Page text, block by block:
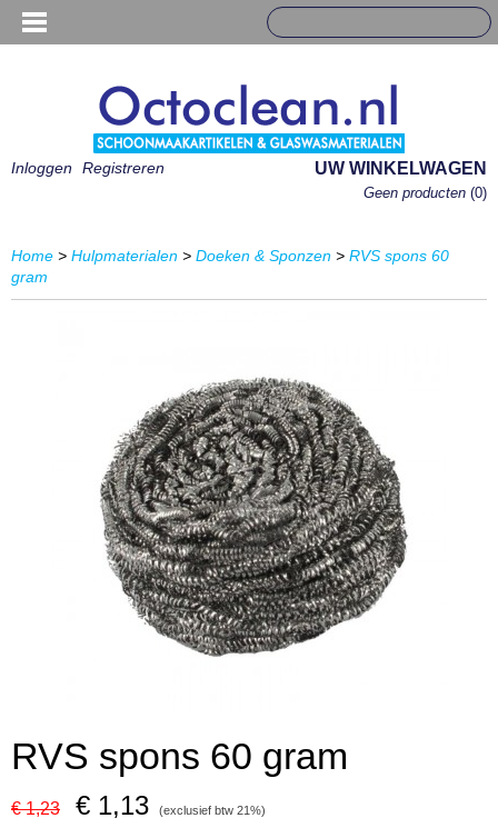
Inloggen Registreren UW WINKELWAGEN
Geen producten (0)
Home > Hulpmaterialen > Doeken & Sponzen > RVS spons 60
gram
RVS spons 60 gram
€ 1,23 € 1,13 (exclusief btw 21%)